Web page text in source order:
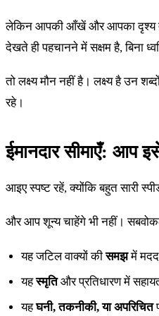
लेकिन आपकी आँखें और आपका दृश्य
देखते ही पहचानने में सक्षम है,
तो लक्ष्य मौन नहीं है। लक्ष्य है उन
रहे।
ईमानदार सीमाएँ: आप
आइए स्पष्ट रहें, क्योंकि बहुत सारी
और आप शून्य चाहेंगे भी नहीं।
यह जटिल वाक्यों कीसमझमें मदद
यहस्मृतिऔर प्रतिधारण में
यहघनी, तकनीकी, या अपरिचित